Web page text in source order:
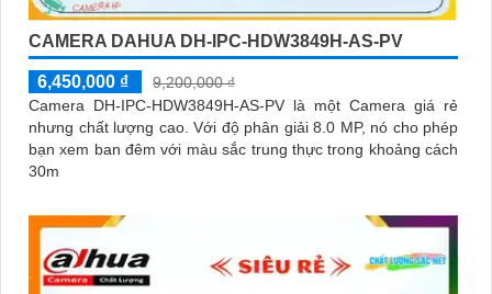
CAMERA DAHUA DH-IPC-HDW3849H-AS-PV
6,450,000 ₫
9,200,000 ₫
Camera DH-IPC-HDW3849H-AS-PV là một Camera giá rẻ
nhưng chất lượng cao. Với độ phân giải 8.0 MP, nó cho phép
bạn xem ban đêm với màu sắc trung thực trong khoảng cách
30m